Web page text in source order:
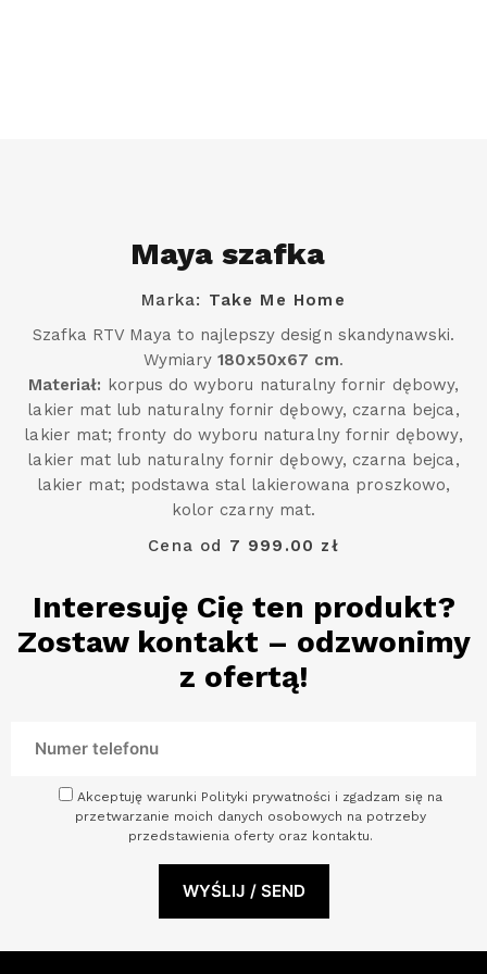
Maya szafka
Marka: Take Me Home
Szafka RTV Maya to najlepszy design skandynawski.
Wymiary180x50x67 cm.
Materiał: korpus do wyboru naturalny fornir dębowy,
lakier mat lub naturalny fornir dębowy, czarna bejca,
lakier mat; fronty do wyboru naturalny fornir dębowy,
lakier mat lub naturalny fornir dębowy, czarna bejca,
lakier mat; podstawa stal lakierowana proszkowo,
kolor czarny mat.
Cena od 7 999.00 zł
Interesuję Cię ten produkt?
Zostaw kontakt – odzwonimy
z ofertą!
Akceptuję warunki Polityki prywatności i zgadzam się na
przetwarzanie moich danych osobowych na potrzeby
przedstawienia oferty oraz kontaktu.